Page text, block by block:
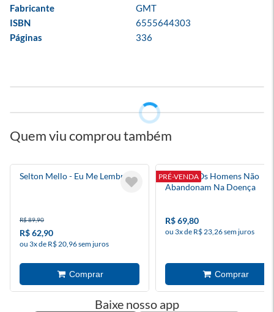
Fabricante
GMT
ISBN
6555644303
Páginas
336
Quem viu comprou também
Selton Mello - Eu Me Lembro
R$ 89,90
R$ 62,90
ou 3x de R$ 20,96 sem juros
PRÉ-VENDA
Quando Os Homens Não
Abandonam Na Doença
R$ 69,80
ou 3x de R$ 23,26 sem juros
Baixe nosso app